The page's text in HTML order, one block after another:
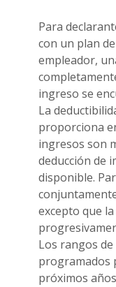
Para
con un plan
empleador,
ingreso se
La
proporciona
ingresos son
deducción de
disponible.
excepto que
Los rangos
programados
próximos